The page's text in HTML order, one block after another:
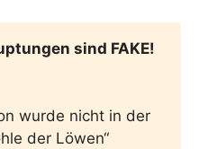
sind FAKE!
wurde nicht in der
der Löwen“